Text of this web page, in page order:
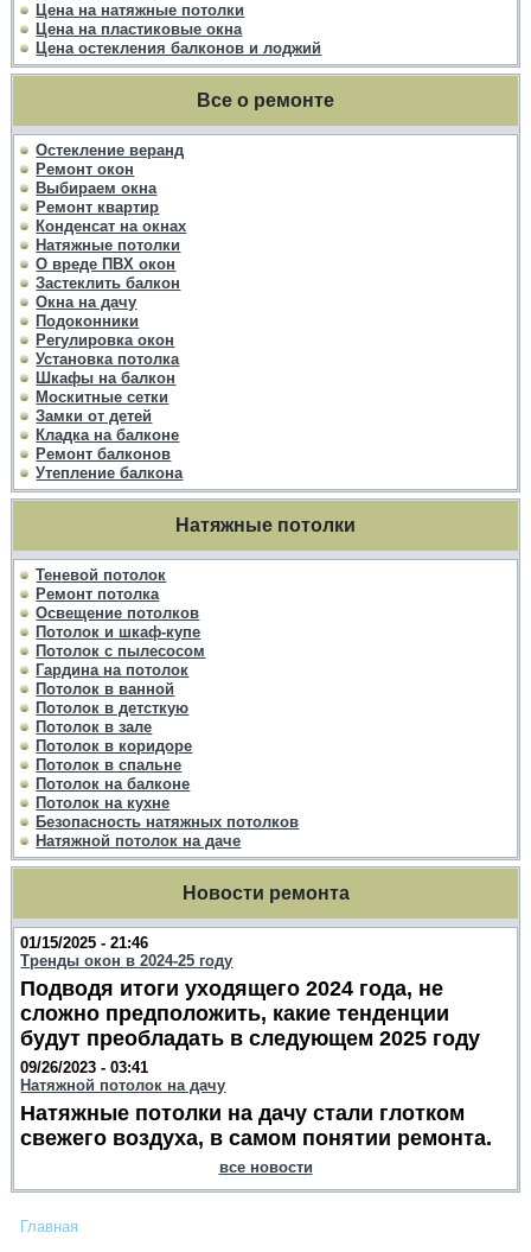
Цена на натяжные потолки
Цена на пластиковые окна
Цена остекления балконов и лоджий
Все о ремонте
Остекление веранд
Ремонт окон
Выбираем окна
Ремонт квартир
Конденсат на окнах
Натяжные потолки
О вреде ПВХ окон
Застеклить балкон
Окна на дачу
Подоконники
Регулировка окон
Установка потолка
Шкафы на балкон
Москитные сетки
Замки от детей
Кладка на балконе
Ремонт балконов
Утепление балкона
Натяжные потолки
Теневой потолок
Ремонт потолка
Освещение потолков
Потолок и шкаф-купе
Потолок с пылесосом
Гардина на потолок
Потолок в ванной
Потолок в детсткую
Потолок в зале
Потолок в коридоре
Потолок в спальне
Потолок на балконе
Потолок на кухне
Безопасность натяжных потолков
Натяжной потолок на даче
Новости ремонта
01/15/2025 - 21:46
Тренды окон в 2024-25 году
Подводя итоги уходящего 2024 года, не
сложно предположить, какие тенденции
будут преобладать в следующем 2025 году
09/26/2023 - 03:41
Натяжной потолок на дачу
Натяжные потолки на дачу стали глотком
свежего воздуха, в самом понятии ремонта.
все новости
Главная